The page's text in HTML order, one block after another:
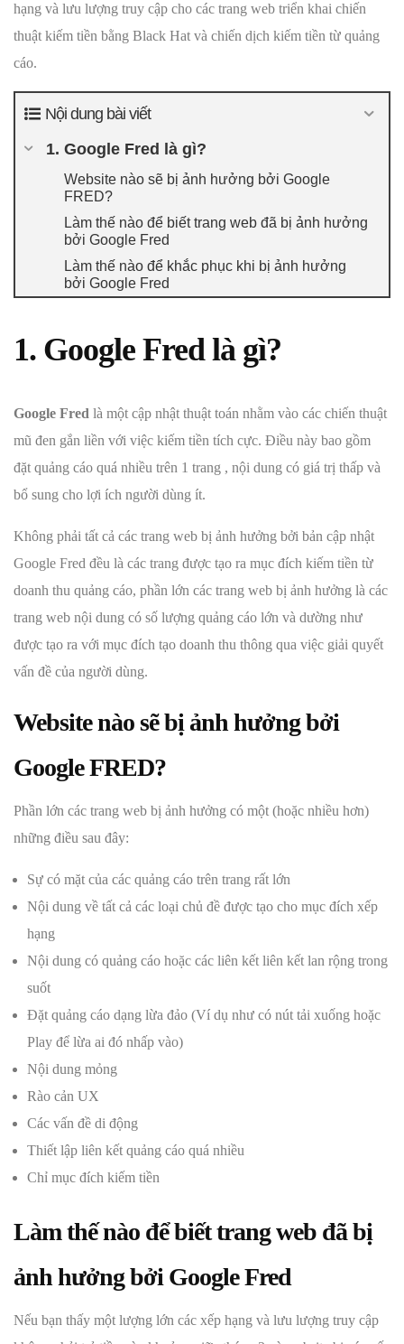
hạng và lưu lượng truy cập cho các trang web triển khai chiến
thuật kiếm tiền bằng Black Hat và chiến dịch kiếm tiền từ quảng
cáo.
Nội dung bài viết
1. Google Fred là gì?
Website nào sẽ bị ảnh hưởng bởi Google
FRED?
Làm thế nào để biết trang web đã bị ảnh hưởng
bởi Google Fred
Làm thế nào để khắc phục khi bị ảnh hưởng
bởi Google Fred
1. Google Fred là gì?
Google Fred là một cập nhật thuật toán nhằm vào các chiến thuật
mũ đen gắn liền với việc kiếm tiền tích cực. Điều này bao gồm
đặt quảng cáo quá nhiều trên 1 trang , nội dung có giá trị thấp và
bổ sung cho lợi ích người dùng ít.
Không phải tất cả các trang web bị ảnh hưởng bởi bản cập nhật
Google Fred đều là các trang được tạo ra mục đích kiếm tiền từ
doanh thu quảng cáo, phần lớn các trang web bị ảnh hưởng là các
trang web nội dung có số lượng quảng cáo lớn và dường như
được tạo ra với mục đích tạo doanh thu thông qua việc giải quyết
vấn đề của người dùng.
Website nào sẽ bị ảnh hưởng bởi
Google FRED?
Phần lớn các trang web bị ảnh hưởng có một (hoặc nhiều hơn)
những điều sau đây:
Sự có mặt của các quảng cáo trên trang rất lớn
Nội dung về tất cả các loại chủ đề được tạo cho mục đích xếp
hạng
Nội dung có quảng cáo hoặc các liên kết liên kết lan rộng trong
suốt
Đặt quảng cáo dạng lừa đảo (Ví dụ như có nút tải xuống hoặc
Play để lừa ai đó nhấp vào)
Nội dung mỏng
Rào cản UX
Các vấn đề di động
Thiết lập liên kết quảng cáo quá nhiều
Chỉ mục đích kiếm tiền
Làm thế nào để biết trang web đã bị
ảnh hưởng bởi Google Fred
Nếu bạn thấy một lượng lớn các xếp hạng và lưu lượng truy cập